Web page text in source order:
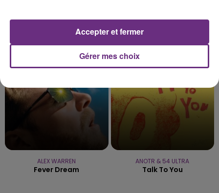
TAYLOR SWIFT DANIEL POWTER
ALEX WARREN
Fever Dream
17h58
17h58
ANOTR & 54 ULTRA
Talk To You
Gérer mes choix
Accepter et fermer